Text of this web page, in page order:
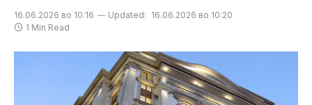
16.06.2026 во 10:16 Updated: 16.06.2026 во 10:20
1 Min Read